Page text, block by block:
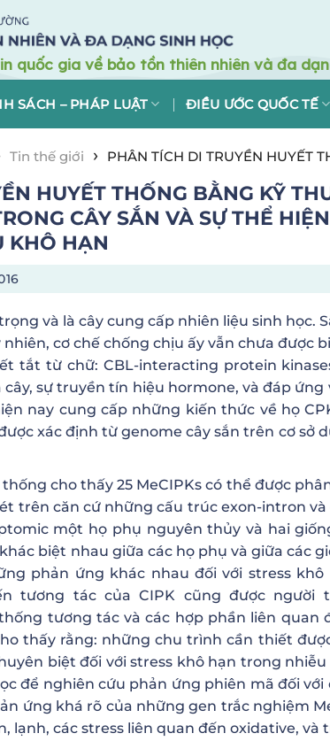
SÁCH – PHÁP LUẬT ĐIỀU ƯỚC QUỐC TẾ
Tin thế giới › PHÂN TÍCH DI TRUYỀN HUYẾT
GEN ĐIỀU KHIỂN CHỐNG CHỊU KHÔ HẠN
HUYẾT THỐNG BẰNG KỸ
CÂY SẮN VÀ SỰ THỂ
KHÔ HẠN
và là cây cung cấp nhiên liệu sinh học.
cơ chế chống chịu ấy vẫn chưa được
tắt từ chữ: CBL-interacting protein
sự truyền tín hiệu hormone, và đáp ứng
nay cung cấp những kiến thức về họ
xác định từ genome cây sắn trên cơ sở
cho thấy 25 MeCIPKs có thể được
trên căn cứ những cấu trúc exon-intron
một họ phụ nguyên thủy và hai
biệt nhau giữa các họ phụ và giữa các
phản ứng khác nhau đối với stress
tương tác của CIPK cũng được
tương tác và các hợp phần liên quan
thấy rằng: những chu trình cần thiết
biệt đối với stress khô hạn trong
để nghiên cứu phản ứng phiên mã đối
ứng khá rõ của những gen trắc nghiệm
lạnh, các stress liên quan đến oxidative, và